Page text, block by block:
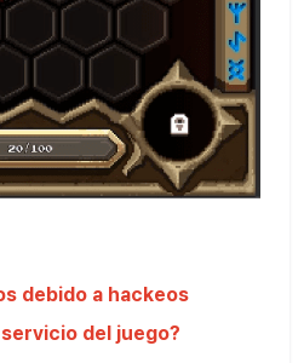
debido a hackeos
del juego?